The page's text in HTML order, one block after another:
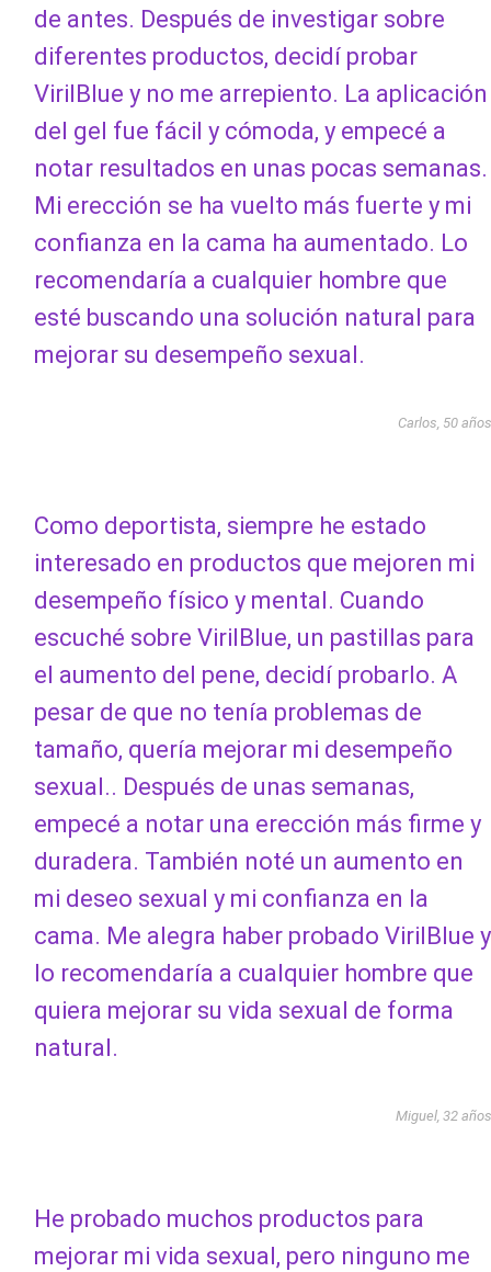
de antes. Después de investigar sobre
diferentes productos, decidí probar
VirilBlue y no me arrepiento. La aplicación
del gel fue fácil y cómoda, y empecé a
notar resultados en unas pocas semanas.
Mi erección se ha vuelto más fuerte y mi
confianza en la cama ha aumentado. Lo
recomendaría a cualquier hombre que
esté buscando una solución natural para
mejorar su desempeño sexual.
Carlos, 50 años
Como deportista, siempre he estado
interesado en productos que mejoren mi
desempeño físico y mental. Cuando
escuché sobre VirilBlue, un pastillas para
el aumento del pene, decidí probarlo. A
pesar de que no tenía problemas de
tamaño, quería mejorar mi desempeño
sexual.. Después de unas semanas,
empecé a notar una erección más firme y
duradera. También noté un aumento en
mi deseo sexual y mi confianza en la
cama. Me alegra haber probado VirilBlue y
lo recomendaría a cualquier hombre que
quiera mejorar su vida sexual de forma
natural.
Miguel, 32 años
He probado muchos productos para
mejorar mi vida sexual, pero ninguno me